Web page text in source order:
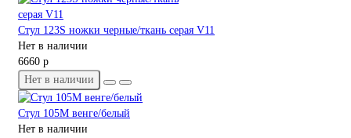
Стул 123S ножки черные/ткань серая V11
Нет в наличии
6660 р
Нет в наличии
Стул 105М венге/белый
Нет в наличии